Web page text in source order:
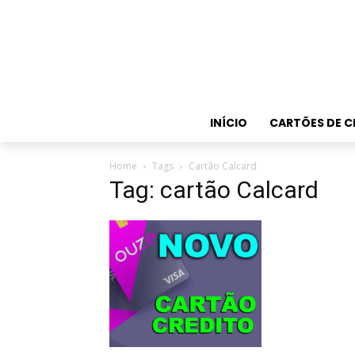
INÍCIO CARTÕES DE
Home Tags Cartão Calcard
Tag: cartão Calcard